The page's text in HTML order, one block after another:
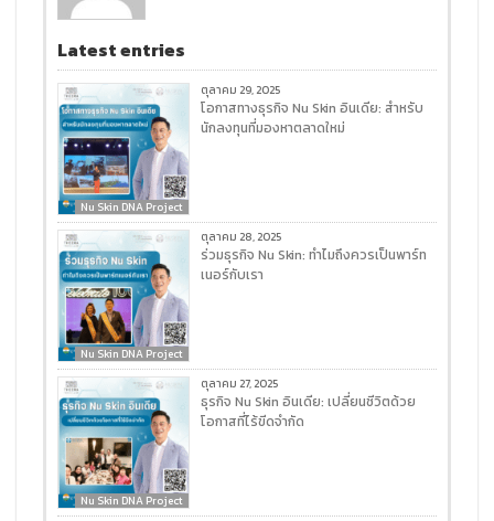
Latest entries
Nu Skin DNA Project
ตุลาคม 29, 2025
โอกาสทางธุรกิจ Nu Skin อินเดีย: สำหรับ
นักลงทุนที่มองหาตลาดใหม่
Nu Skin DNA Project
ตุลาคม 28, 2025
ร่วมธุรกิจ Nu Skin: ทำไมถึงควรเป็นพาร์ท
เนอร์กับเรา
Nu Skin DNA Project
ตุลาคม 27, 2025
ธุรกิจ Nu Skin อินเดีย: เปลี่ยนชีวิตด้วย
โอกาสที่ไร้ขีดจำกัด
Line